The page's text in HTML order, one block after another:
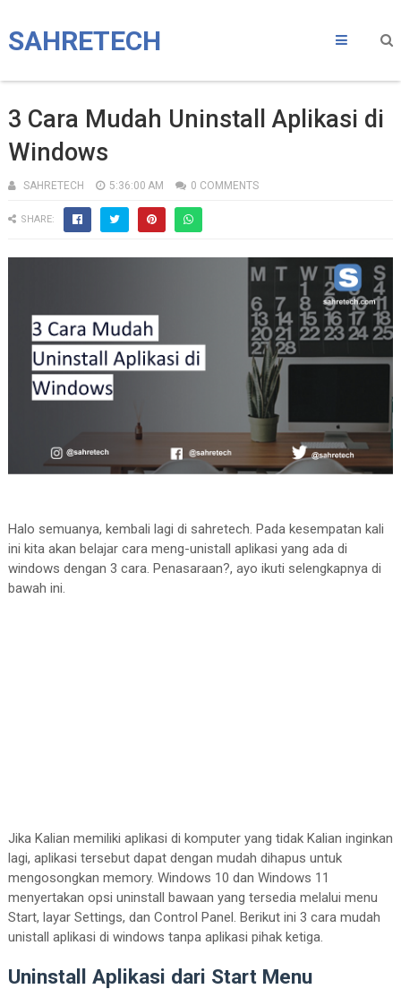
SAHRETECH
3 Cara Mudah Uninstall Aplikasi di
Windows
SAHRETECH 5:36:00 AM 0 COMMENTS
SHARE:
Halo semuanya, kembali lagi di sahretech. Pada kesempatan kali
ini kita akan belajar cara meng-unistall aplikasi yang ada di
windows dengan 3 cara. Penasaraan?, ayo ikuti selengkapnya di
bawah ini.
Jika Kalian memiliki aplikasi di komputer yang tidak Kalian inginkan
lagi, aplikasi tersebut dapat dengan mudah dihapus untuk
mengosongkan memory. Windows 10 dan Windows 11
menyertakan opsi uninstall bawaan yang tersedia melalui menu
Start, layar Settings, dan Control Panel. Berikut ini 3 cara mudah
unistall aplikasi di windows tanpa aplikasi pihak ketiga.
Uninstall Aplikasi dari Start Menu